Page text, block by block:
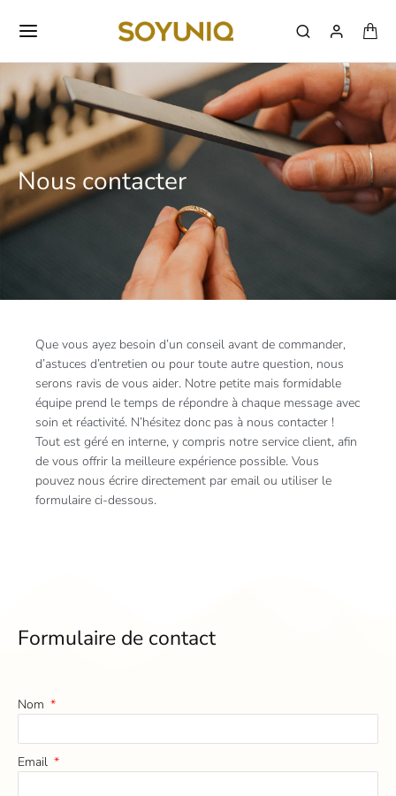
Nous contacter
Que vous ayez besoin d’un conseil avant de commander,
d’astuces d’entretien ou pour toute autre question, nous
serons ravis de vous aider. Notre petite mais formidable
équipe prend le temps de répondre à chaque message avec
soin et réactivité. N’hésitez donc pas à nous contacter !
Tout est géré en interne, y compris notre service client, afin
de vous offrir la meilleure expérience possible. Vous
pouvez nous écrire directement par email ou utiliser le
formulaire ci-dessous.
Formulaire de contact
Nom
Email